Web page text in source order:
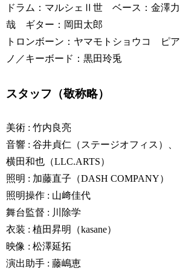
ドラム：マルシェⅡ世 ベース：金澤力
哉 ギター：岡田太郎
トロンボーン：ヤマモトショウコ ピア
ノ／キーボード：黒田玲兎
スタッフ（敬称略）
美術 : 竹内良亮
音響 : 谷井貞仁（ステージオフィス）、
横田和也（LLC.ARTS）
照明 : 加藤直子（DASH COMPANY）
照明操作 : 山﨑佳代
舞台監督 : 川除学
衣装 : 植田昇明（kasane）
映像 : 松澤延拓
演出助手 : 藤嶋恵